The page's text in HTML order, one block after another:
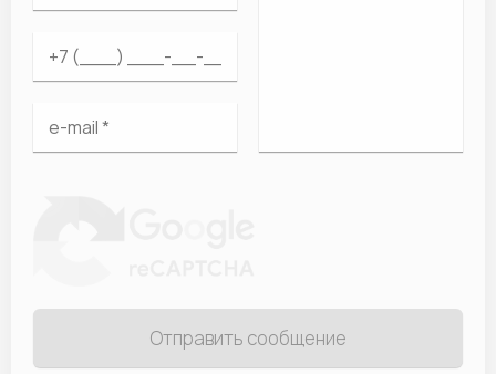
Отправить сообщение